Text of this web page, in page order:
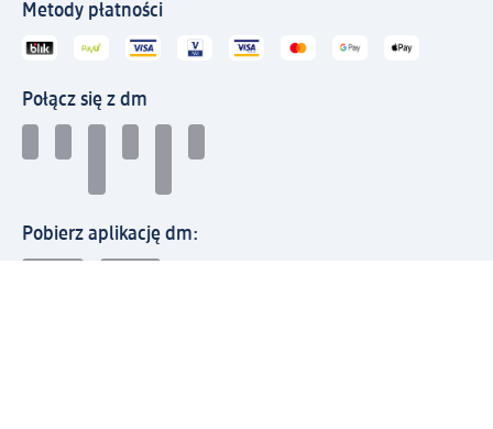
Metody płatności
Połącz się z dm
Pobierz aplikację dm: